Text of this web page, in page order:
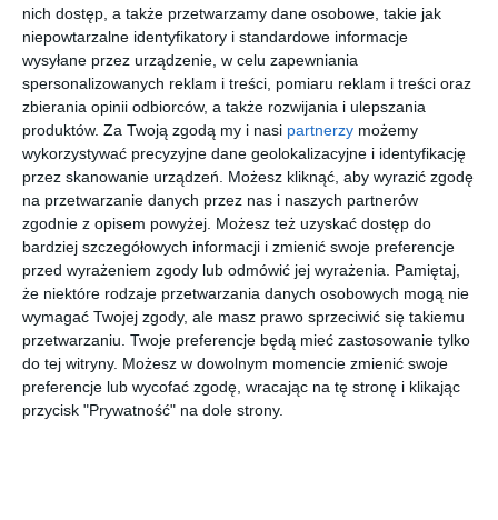
nich dostęp, a także przetwarzamy dane osobowe, takie jak
niepowtarzalne identyfikatory i standardowe informacje
wysyłane przez urządzenie, w celu zapewniania
spersonalizowanych reklam i treści, pomiaru reklam i treści oraz
zbierania opinii odbiorców, a także rozwijania i ulepszania
produktów. Za Twoją zgodą my i nasi partnerzy możemy
wykorzystywać precyzyjne dane geolokalizacyjne i identyfikację
przez skanowanie urządzeń. Możesz kliknąć, aby wyrazić zgodę
na przetwarzanie danych przez nas i naszych partnerów
zgodnie z opisem powyżej. Możesz też uzyskać dostęp do
bardziej szczegółowych informacji i zmienić swoje preferencje
przed wyrażeniem zgody lub odmówić jej wyrażenia.
Pamiętaj,
że niektóre rodzaje przetwarzania danych osobowych mogą nie
wymagać Twojej zgody, ale masz prawo sprzeciwić się takiemu
przetwarzaniu. Twoje preferencje będą mieć zastosowanie tylko
do tej witryny. Możesz w dowolnym momencie zmienić swoje
preferencje lub wycofać zgodę, wracając na tę stronę i klikając
przycisk "Prywatność" na dole strony.
Findusem
Larsson
wyprowad
za
Findus
ogrodzie
Findus.
Pettson
na biwaku
Sven Nordqvist
Pettson i
Findus.
Kiedy
mały
Findus się
zgubił
Sven Nordqvist
Pettson i
Findus.
Tort
urodzino
wy
Sven Nordqvist
Pettson i
Findus.
Niezwykły
Święty
Mikołaj II
Sven Nordqvist
[ książka ]
Pettson i
[ audiobook ]
Pettson i
[ książka ]
Niezwykły
[ książka ]